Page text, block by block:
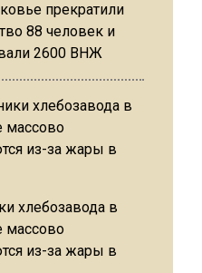
прекратили
88 человек и
2600 ВНЖ
хлебозавода в
массово
из-за жары в